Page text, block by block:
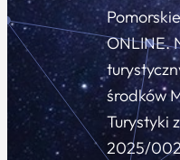
ONLINE.
środków
Turystyki
2025/